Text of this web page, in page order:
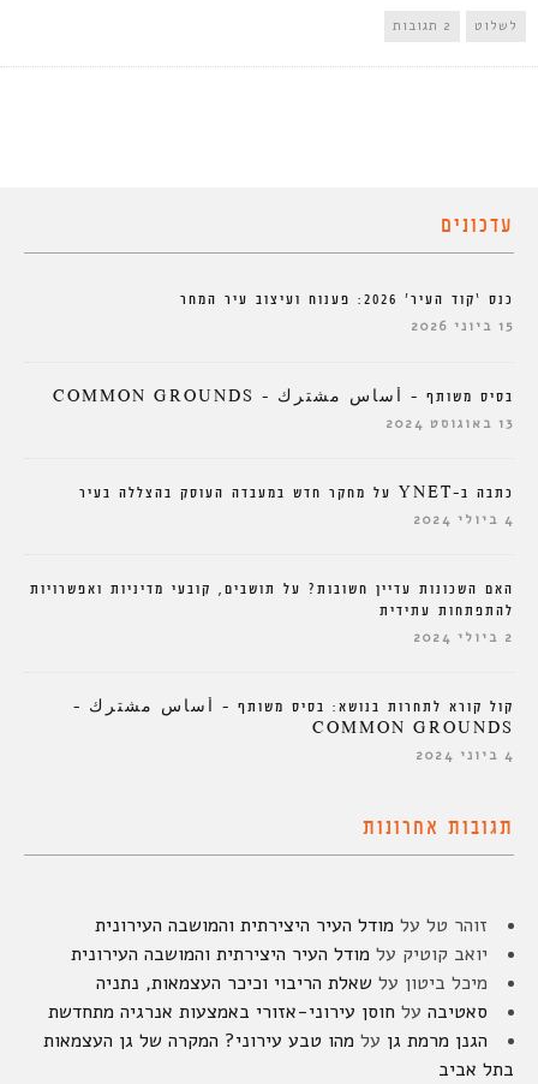
לשלוט 2 תגובות
עדכונים
כנס ‘קוד העיר’ 2026: פענוח ועיצוב עיר המחר
15 ביוני 2026
בסיס משותף – أساس مشترك – COMMON GROUNDS
13 באוגוסט 2024
כתבה ב-YNET על מחקר חדש במעבדה העוסק בהצללה בעיר
4 ביולי 2024
האם השכונות עדיין חשובות? על תושבים, קובעי מדיניות ואפשרויות
להתפתחות עתידית
2 ביולי 2024
קול קורא לתחרות בנושא: בסיס משותף – أساس مشترك –
COMMON GROUNDS
4 ביוני 2024
תגובות אחרונות
זוהר טל על מודל העיר היצירתית והמושבה העירונית
יואב קוטיק על מודל העיר היצירתית והמושבה העירונית
מיכל ביטון על שאלת הריבוי וכיכר העצמאות, נתניה
סאטיבה על חוסן עירוני-אזורי באמצעות אנרגיה מתחדשת
הגנן מרמת גן על מהו טבע עירוני? המקרה של גן העצמאות
בתל אביב